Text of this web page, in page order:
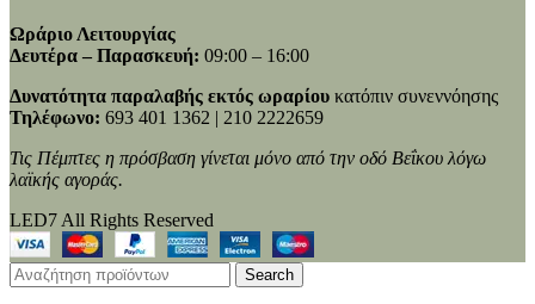
Ωράριο Λειτουργίας
Δευτέρα – Παρασκευή: 09:00 – 16:00
Δυνατότητα παραλαβής εκτός ωραρίου κατόπιν συνεννόησης
Τηλέφωνο: 693 401 1362 | 210 2222659
Τις Πέμπτες η πρόσβαση γίνεται μόνο από την οδό Βεΐκου λόγω
λαϊκής αγοράς.
LED7 All Rights Reserved
Search